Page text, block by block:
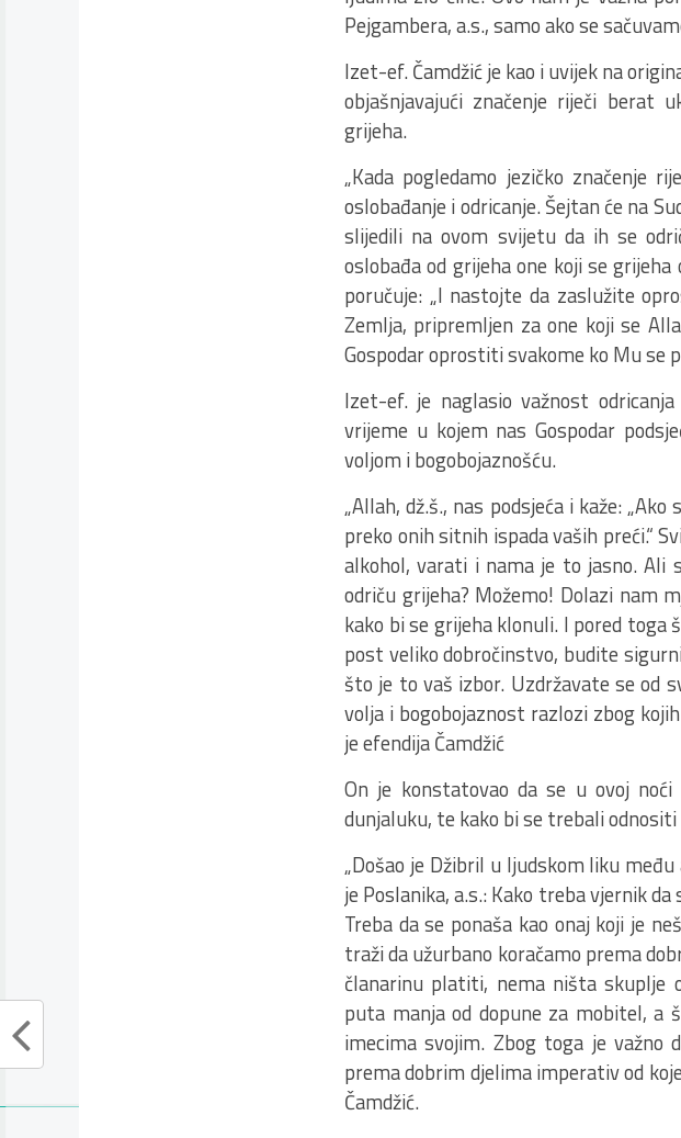
Pejgambera, a.s., samo ako se
Izet-ef. Čamdžić je kao i uvijek na
objašnjavajući značenje riječi berat
grijeha.
„Kada pogledamo jezičko značenje
oslobađanje i odricanje. Šejtan će na
slijedili na ovom svijetu da ih se
oslobađa od grijeha one koji se
poručuje: „I nastojte da zaslužite
Zemlja, pripremljen za one koji se
Gospodar oprostiti svakome ko Mu se
Izet-ef. je naglasio važnost
vrijeme u kojem nas Gospodar
voljom i bogobojaznošću.
„Allah, dž.š., nas podsjeća i kaže:
preko onih sitnih ispada vaših preći.“
alkohol, varati i nama je to jasno. Ali
odriču grijeha? Možemo! Dolazi nam
kako bi se grijeha klonuli. I pored
post veliko dobročinstvo, budite
što je to vaš izbor. Uzdržavate se od
volja i bogobojaznost razlozi zbog
je efendija Čamdžić
On je konstatovao da se u ovoj
dunjaluku, te kako bi se trebali
„Došao je Džibril u ljudskom liku
je Poslanika, a.s.: Kako treba vjernik
Treba da se ponaša kao onaj koji je
traži da užurbano koračamo prema
članarinu platiti, nema ništa skuplje
puta manja od dopune za mobitel, a
imecima svojim. Zbog toga je važno
prema dobrim djelima imperativ od
Čamdžić.